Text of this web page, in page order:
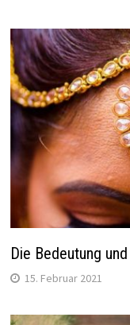
Die Bedeutung
15. Februar 2021